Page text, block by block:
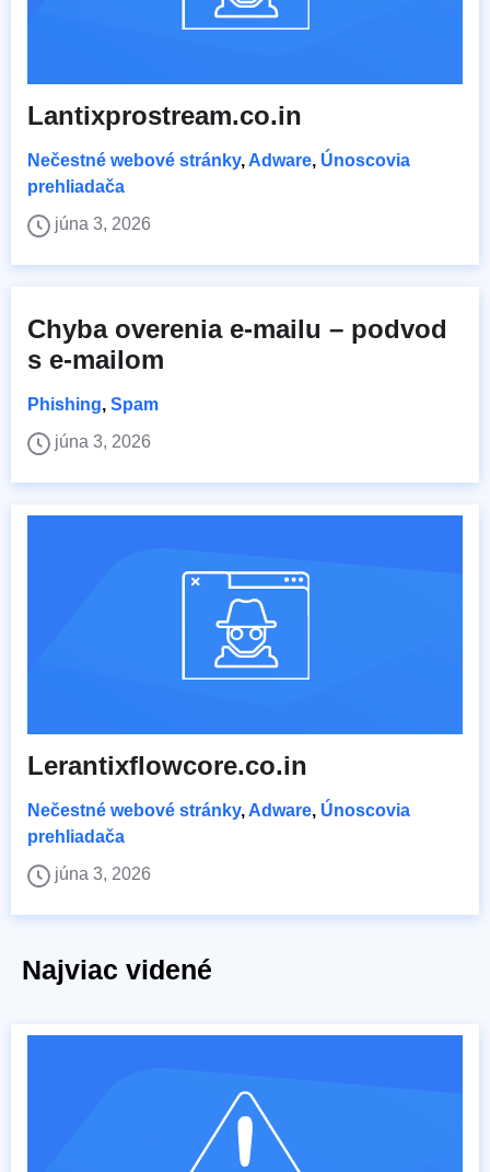
Lantixprostream.co.in
Nečestné webové stránky, Adware, Únoscovia
prehliadača
júna 3, 2026
Chyba overenia e-mailu – podvod
s e-mailom
Phishing, Spam
júna 3, 2026
Lerantixflowcore.co.in
Nečestné webové stránky, Adware, Únoscovia
prehliadača
júna 3, 2026
Najviac videné